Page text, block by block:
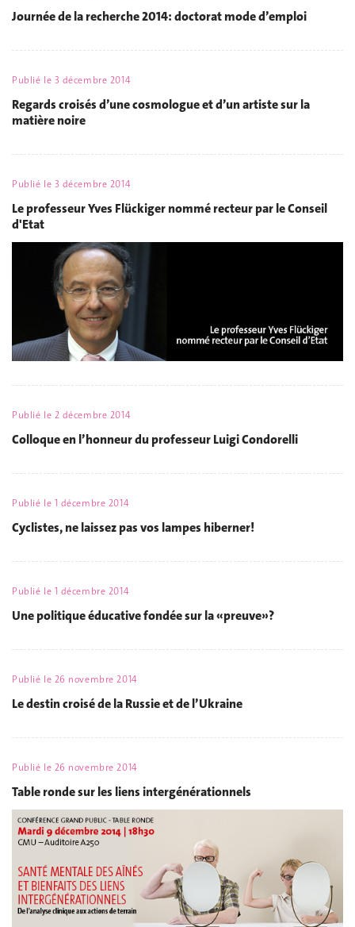
Journée de la recherche 2014: doctorat mode d’emploi
Publié le 3 décembre 2014
Regards croisés d’une cosmologue et d’un artiste sur la
matière noire
Publié le 3 décembre 2014
Le professeur Yves Flückiger nommé recteur par le Conseil
d'Etat
Publié le 2 décembre 2014
Colloque en l’honneur du professeur Luigi Condorelli
Publié le 1 décembre 2014
Cyclistes, ne laissez pas vos lampes hiberner!
Publié le 1 décembre 2014
Une politique éducative fondée sur la «preuve»?
Publié le 26 novembre 2014
Le destin croisé de la Russie et de l’Ukraine
Publié le 26 novembre 2014
Table ronde sur les liens intergénérationnels